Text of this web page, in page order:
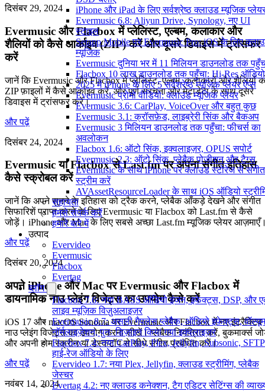
iPhone और iPad के लिए सर्वश्रेष्ठ क्लाउड म्यूजिक
Evermusic 6.8: Aliyun Drive, Synology, नए UI
स्टाइल
Setapp Mobile पर Evermusic Pro: iOS के लिए
म्यूजिक
Evermusic दुनिया भर में 11 मिलियन डाउनलोड तक
Flacbox 10 लाख डाउनलोड तक पहुँचा: Hi-Res ऑडियो
2025 में iPhone के लिए 5 सर्वश्रेष्ठ म्यूज़िक प्लेयर ऐप्स
Evermusic प्रोमो वीडियो: क्लाउड म्यूजिक प्लेयर
Evermusic 3.6: CarPlay, VoiceOver और बहुत कुछ
Evermusic 3.1: क्रॉसफ़ेड, लाइब्रेरी सिंक और बैकअप
Evermusic 3 मिलियन डाउनलोड तक पहुँचा: फीचर्स का
अवलोकन
Flacbox 1.6: ऑटो सिंक, इक्वलाइज़र, OPUS सपोर्ट
Evermusic 2.3: ऑटो सिंक, प्लेबैक पोजीशन और टैग्स
Evermusic के साथ iPhone पर क्लाउड स्टोरेज से संगीत
स्ट्रीम करें
AVAssetResourceLoader के साथ iOS ऑडियो
सहायता
हमसे संपर्क करें
हमारे बारे में
उत्पाद
Evervideo
Evermusic
Flacbox
Evertag
ब्लॉग
Flacbox 7.6: नया BASS ऑडियो इंजन, इफेक्ट्स, DSP, और
लाइव म्यूज़िक विज़ुअलाइज़र
Evermusic 8.7: असली गैपलेस प्लेबैक, ऑडियो इफ़ेक्ट्स, वॉल्यूम
नॉर्मलाइज़ेशन, पुनः डिज़ाइन किया गया इक्वलाइज़र
Flacbox 7.4: नया CarPlay, Plex, Jellyfin, Subsonic, SFTP
हाई-रेज ऑडियो के लिए
Evervideo 1.7: नया Plex, Jellyfin, क्लाउड स्ट्रीमिंग, प्लेबैक
जेस्चर
Evertag 4.2: नए क्लाउड कनेक्शन, टैग एडिटर सेटिंग्स की
दिसंबर 29, 2024
Evermusic और Flacbox में प्लेलिस्ट, एल्बम, कलाकार और
शैलियों को कैसे आर्काइव (ZIP) करें और दूसरे डिवाइस में ट्रांसफर
करें
जानें कि Evermusic और Flacbox में प्लेलिस्ट, एल्बम, कलाकारों और शैलियों
ZIP फ़ाइलों में कैसे आर्काइव करें, और पूर्ण संरचना और मेटाडेटा के साथ दूसरे
डिवाइस में ट्रांसफर करें।
और पढ़ें
दिसंबर 24, 2024
Evermusic या Flacbox से Last.fm पर अपना संगीत इतिहास
कैसे स्क्रोबल करें
जानें कि अपने सुनने के इतिहास को ट्रैक करने, प्लेबैक आँकड़े देखने और संगीत
सिफारिशें प्राप्त करने के लिए Evermusic या Flacbox को Last.fm से कैसे
जोड़ें। iPhone और Mac के लिए सबसे अच्छा Last.fm म्यूजिक प्लेयर
और पढ़ें
दिसंबर 20, 2024
अपने iPhone और Mac पर Evermusic और Flacbox में
डायनामिक नाउ प्लेइंग विजेट्स का उपयोग कैसे करें
iOS 17 और macOS Sonoma पर Evermusic और Flacbox में नए इंटरैक्टिव
नाउ प्लेइंग विजेट्स का उपयोग करना सीखें। प्लेबैक नियंत्रित करें, बुकमार्क्स
और अपनी होम स्क्रीन या डेस्कटॉप से सीधे संगीत प्रबंधित करें।
और पढ़ें
नवंबर 14, 2024